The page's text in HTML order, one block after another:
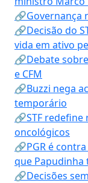
🔗Governança
🔗Decisão do
vida em ativo
🔗Debate
e CFM
🔗Buzzi nega
temporário
🔗STF redefine
oncológicos
🔗PGR é
que
🔗Decisões